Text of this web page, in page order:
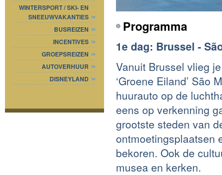
WINTERSPORT / SKI- EN
SNEEUWVAKANTIES
BUSREIZEN
INCENTIVES
GROEPSREIZEN
AUTOVERHUUR
DISNEYLAND
Programma
1e dag: Brussel -
Vanuit Brussel vlieg
‘Groene Eiland’ São
huurauto op de
eens op verkenning
grootste steden van
ontmoetingsplaatsen
bekoren. Ook de
musea en kerken.